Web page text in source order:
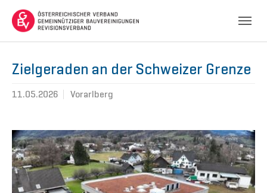
Zielgeraden an der Schweizer Grenze
11.05.2026 Vorarlberg